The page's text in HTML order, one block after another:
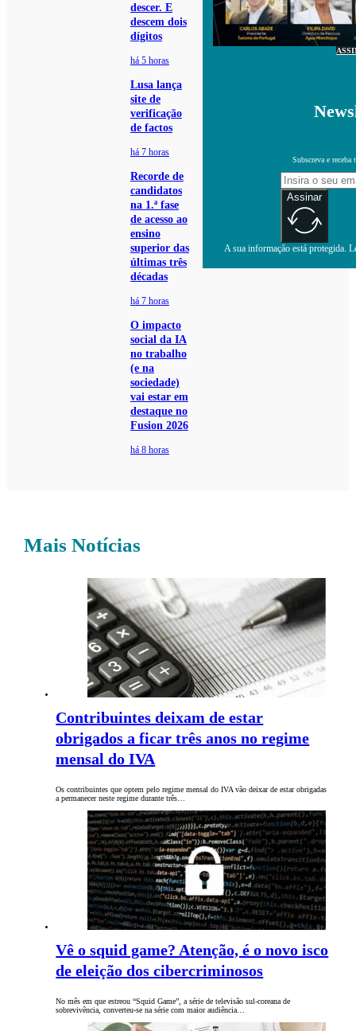
descer. E
descem dois
dígitos
há 5 horas
Lusa lança
site de
verificação
de factos
há 7 horas
Recorde de
candidatos
na 1.ª fase
de acesso ao
ensino
superior das
últimas três
décadas
há 7 horas
O impacto
social da IA
no trabalho
(e na
sociedade)
vai estar em
destaque no
Fusion 2026
há 8 horas
Subscreva e receba
Assinar
A sua informação está protegida.
Mais Notícias
Contribuintes deixam de estar
obrigados a ficar três anos no regime
mensal do IVA
Os contribuintes que optem pelo regime mensal do IVA vão deixar de estar obrigadas
a permanecer neste regime durante três…
Vê o squid game? Atenção, é o novo isco
de eleição dos cibercriminosos
No mês em que estreou “Squid Game”, a série de televisão sul-coreana de
sobrevivência, converteu-se na série com maior audiência…